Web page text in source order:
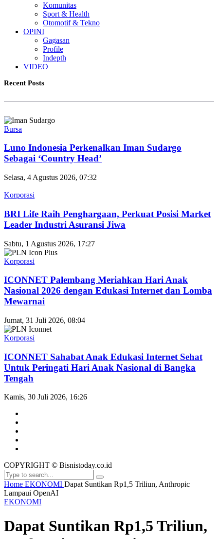
Komunitas
Sport & Health
Otomotif & Tekno
OPINI
Gagasan
Profile
Indepth
VIDEO
Recent Posts
Bursa
Luno Indonesia Perkenalkan Iman Sudargo
Sebagai ‘Country Head’
Selasa, 4 Agustus 2026, 07:32
Korporasi
BRI Life Raih Penghargaan, Perkuat Posisi Market
Leader Industri Asuransi Jiwa
Sabtu, 1 Agustus 2026, 17:27
Korporasi
ICONNET Palembang Meriahkan Hari Anak
Nasional 2026 dengan Edukasi Internet dan Lomba
Mewarnai
Jumat, 31 Juli 2026, 08:04
Korporasi
ICONNET Sahabat Anak Edukasi Internet Sehat
Untuk Peringati Hari Anak Nasional di Bangka
Tengah
Kamis, 30 Juli 2026, 16:26
COPYRIGHT © Bisnistoday.co.id
Home EKONOMI Dapat Suntikan Rp1,5 Triliun, Anthropic
Lampaui OpenAI
EKONOMI
Dapat Suntikan Rp1,5 Triliun,